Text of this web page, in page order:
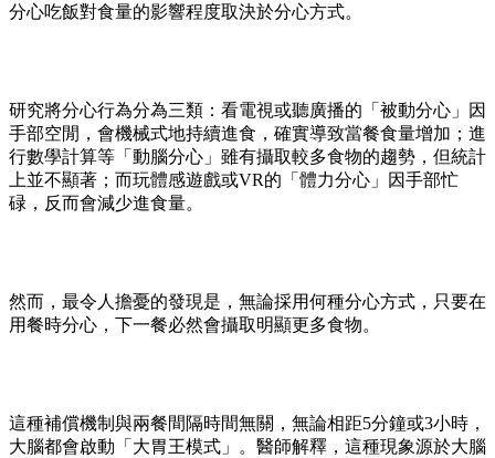
分心吃飯對食量的影響程度取決於分心方式。
研究將分心行為分為三類：看電視或聽廣播的「被動分心」因
手部空閒，會機械式地持續進食，確實導致當餐食量增加；進
行數學計算等「動腦分心」雖有攝取較多食物的趨勢，但統計
上並不顯著；而玩體感遊戲或VR的「體力分心」因手部忙
碌，反而會減少進食量。
然而，最令人擔憂的發現是，無論採用何種分心方式，只要在
用餐時分心，下一餐必然會攝取明顯更多食物。
這種補償機制與兩餐間隔時間無關，無論相距5分鐘或3小時，
大腦都會啟動「大胃王模式」。醫師解釋，這種現象源於大腦